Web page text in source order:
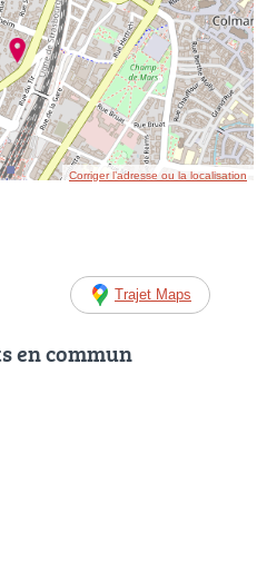
Corriger l’adresse ou la localisation
Trajet Maps
en commun